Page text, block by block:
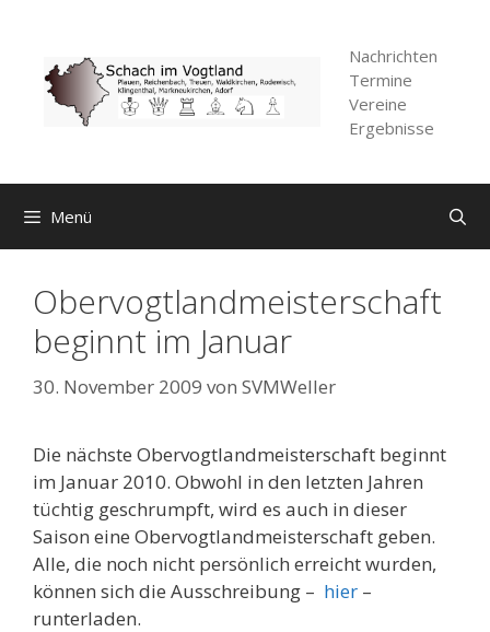
springen
Nachrichten
Termine
Vereine
Ergebnisse
Menü
Obervogtlandmeisterschaft
beginnt im Januar
30. November 2009 von SVMWeller
Die nächste Obervogtlandmeisterschaft beginnt
im Januar 2010. Obwohl in den letzten Jahren
tüchtig geschrumpft, wird es auch in dieser
Saison eine Obervogtlandmeisterschaft geben.
Alle, die noch nicht persönlich erreicht wurden,
können sich die Ausschreibung – hier –
runterladen.